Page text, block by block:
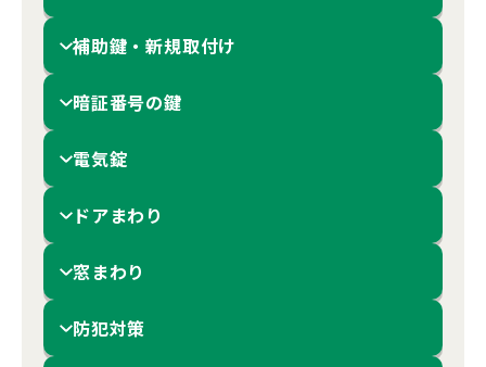
補助鍵・新規取付け
暗証番号の鍵
電気錠
ドアまわり
窓まわり
防犯対策